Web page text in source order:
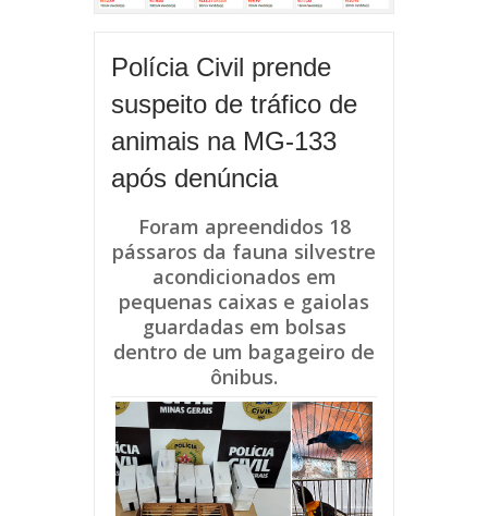
Polícia Civil prende
suspeito de tráfico de
animais na MG-133
após denúncia
Foram apreendidos 18
pássaros da fauna silvestre
acondicionados em
pequenas caixas e gaiolas
guardadas em bolsas
dentro de um bagageiro de
ônibus.